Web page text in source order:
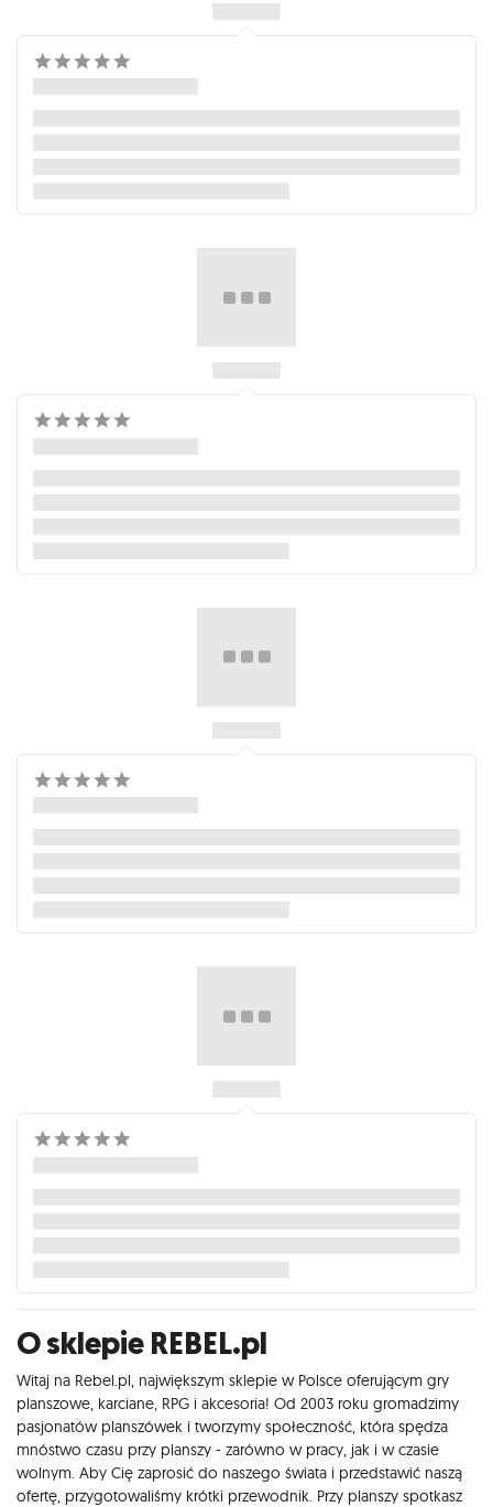
O sklepie REBEL.pl
Witaj na Rebel.pl, największym sklepie w Polsce oferującym gry
planszowe, karciane, RPG i akcesoria! Od 2003 roku gromadzimy
pasjonatów planszówek i tworzymy społeczność, która spędza
mnóstwo czasu przy planszy - zarówno w pracy, jak i w czasie
wolnym. Aby Cię zaprosić do naszego świata i przedstawić naszą
ofertę, przygotowaliśmy krótki przewodnik. Przy planszy spotkasz